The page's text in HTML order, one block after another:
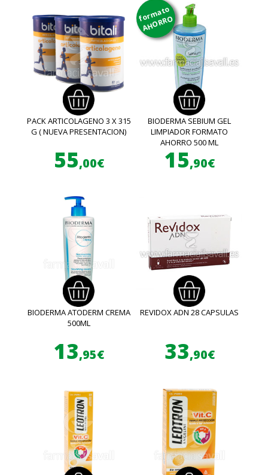
PACK ARTICOLAGENO 3 X 315
G ( NUEVA PRESENTACION)
55,00€
formato
AHORRO
BIODERMA SEBIUM GEL
LIMPIADOR FORMATO
AHORRO 500 ML
15,90€
BIODERMA ATODERM CREMA
500ML
13,95€
REVIDOX ADN 28 CAPSULAS
33,90€